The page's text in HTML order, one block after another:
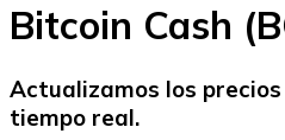
Ethereum
Bitcoin Cash
Actualizamos los
tiempo real.